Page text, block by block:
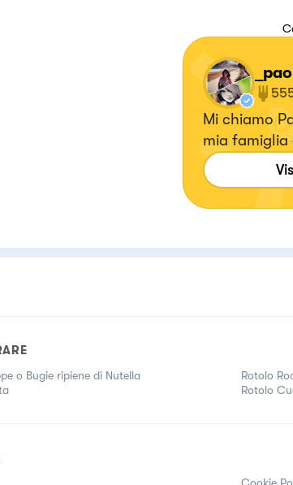
Mi chiamo
mia famiglia
ma amo sperimentare anche ricette con erbe e fiori, confetture e
liquori.
o Bugie ripiene di Nutella
Rotolo
Rotolo
Cookie